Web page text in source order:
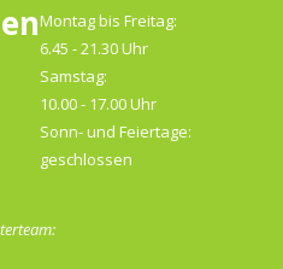
Montag bis Freitag:
6.45 - 21.30 Uhr
Samstag:
10.00 - 17.00 Uhr
Sonn- und Feiertage:
geschlossen